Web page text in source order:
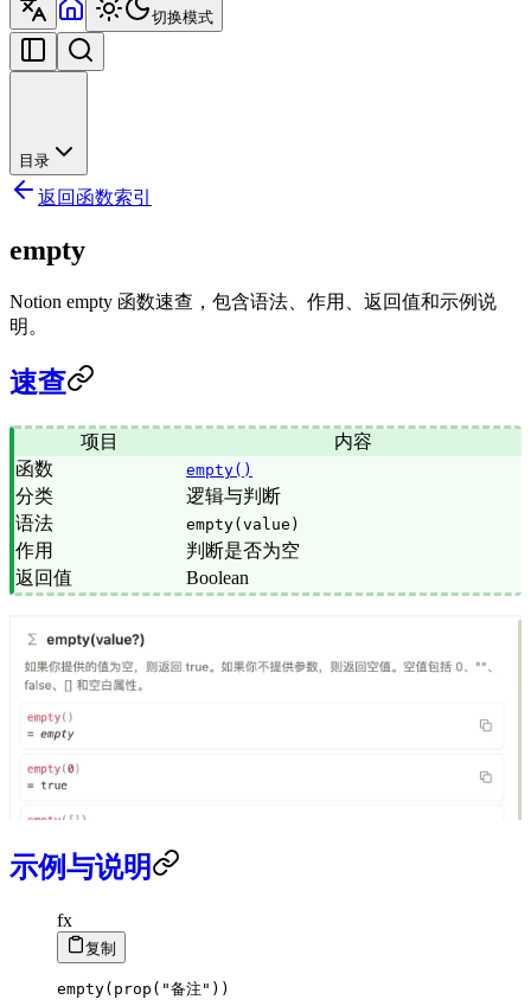
切换模式
目录
返回函数索引
empty
Notion empty 函数速查，包含语法、作用、返回值和示例说
明。
速查
项目
内容
函数
empty()
分类
逻辑与判断
语法
empty(value)
作用
判断是否为空
返回值
Boolean
示例与说明
fx
复制
empty( prop ( "备注" ) )